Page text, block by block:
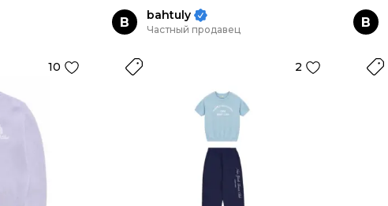
10
B bahtuly
Частный продавец
2
B